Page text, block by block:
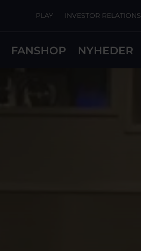
FANSHOP NYHEDER
PLAY INVESTOR RELATIONS